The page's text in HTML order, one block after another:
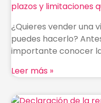
plazos y limitaciones
¿Quieres vender una
puedes hacerlo?
importante conocer
Leer más »